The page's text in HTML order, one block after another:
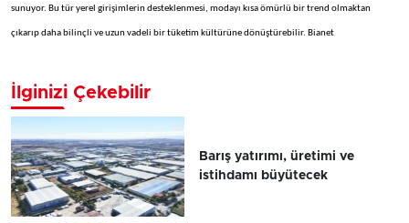
sunuyor. Bu tür yerel girişimlerin desteklenmesi, modayı kısa ömürlü bir trend olmaktan
çıkarıp daha bilinçli ve uzun vadeli bir tüketim kültürüne dönüştürebilir. Bianet
İlginizi Çekebilir
Barış yatırımı, üretimi ve
istihdamı büyütecek